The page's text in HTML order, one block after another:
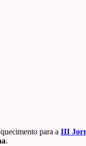
para a III
.